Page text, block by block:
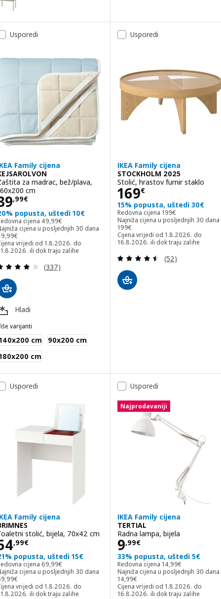
Usporedi
Family cijena
za madrac, bež/plava,
cm
,99€ 39,99€
popusta, uštedi 10€
cijena 49,99€
Redovna cijena 49,99€
cijena u posljednjih 30 dana
,99€ cijena u posljednjih 30 dana 49,99€
vrijedi od 1.8.2026. do
ili dok traju zalihe
Revizija: 4 od 5 zvjezdica. Ukupno recenzija:
(337)
Hladi
varijanti
cm
90x200 cm
cm
Usporedi
IKEA Family cijena
STOCKHOLM 2025
Stolić, hrastov furnir staklo
169€
Cijena 169€
15% popusta, uštedi 30€
Redovna cijena 199€
Redovna cijena 199€
Najniža cijena u posljednjih 30 dana
199€
Najniža cijena u posljednjih 30 dana
Cijena vrijedi od 1.8.2026. do
16.8.2026. ili dok traju zalihe
Revizija: 4.5
(52)
Usporedi
Family cijena
stolić, bijela, 70x42 cm
,99€ 54,99€
popusta, uštedi 15€
cijena 69,99€
Redovna cijena 69,99€
cijena u posljednjih 30 dana
,99€ cijena u posljednjih 30 dana 69,99€
vrijedi od 1.8.2026. do
ili dok traju zalihe
Usporedi
Najprodavaniji
IKEA Family cijena
TERTIAL
Radna lampa, bijela
9,99€
Cijena 9,99€
33% popusta, uštedi 5€
Redovna cijena 14,99€
Redovna cijena
Najniža cijena u posljednjih 30 dana
14,99€
Najniža cijena u posljednjih 30 dana
Cijena vrijedi od 1.8.2026. do
16.8.2026. ili dok traju zalihe